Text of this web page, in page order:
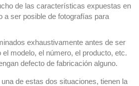
de las características expuestas en
a ser posible de fotografías para
exhaustivamente antes de ser
modelo, el número, el producto, etc.
defecto de fabricación alguno.
de estas dos situaciones, tienen la